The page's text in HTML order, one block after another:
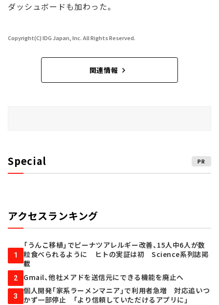
ダッシュボードも加わった。
Copyright(C) IDG Japan, Inc. All Rights Reserved.
関連情報
Special PR
アクセスランキング
1
「うんこ移植」でピーナツアレルギー改善、15人中6人が数
粒食べられるように ヒトの実証は初 Science系列誌掲
載
2 Gmail、他社メアドを送信元にできる機能を廃止へ
3
個人開発「家系ラーメンマニア」で利用者急増 対応追いつ
かず一部停止 「より信頼していただけるアプリに」